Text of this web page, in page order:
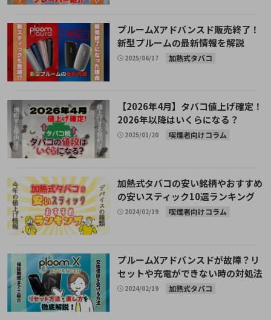
プルームXアドバンスド販売終了！
新型プルームの最新情報を解説
2025/06/17 加熱式タバコ
【2026年4月】タバコ値上げ確定！
2026年以降はいくらになる？
2025/01/20 喫煙者向けコラム
加熱式タバコの安い銘柄やおすすめ
の安いスティック10選ランキング
2024/02/19 喫煙者向けコラム
プルームXアドバンスドが故障？リ
セットや充電ができない時の対処法
2024/02/19 加熱式タバコ